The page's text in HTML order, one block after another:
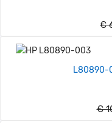
€
L80890-
€